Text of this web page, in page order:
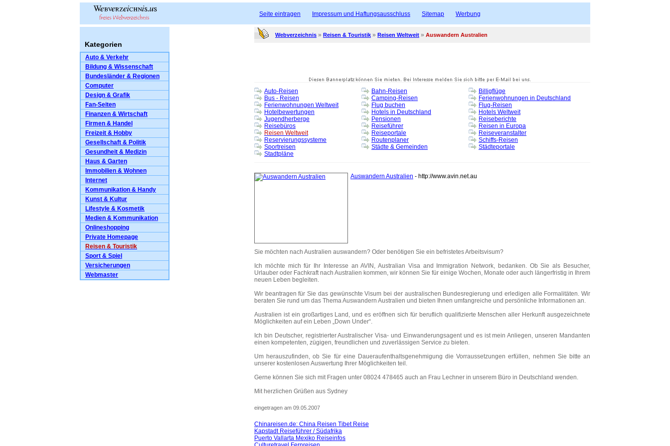
Seite eintragen Impressum und Haftungsausschluss Sitemap Werbung
Kategorien
Auto & Verkehr
Bildung & Wissenschaft
Bundesländer & Regionen
Computer
Design & Grafik
Fan-Seiten
Finanzen & Wirtschaft
Firmen & Handel
Freizeit & Hobby
Gesellschaft & Politik
Gesundheit & Medizin
Haus & Garten
Immobilien & Wohnen
Internet
Kommunikation & Handy
Kunst & Kultur
Lifestyle & Kosmetik
Medien & Kommunikation
Onlineshopping
Private Homepage
Reisen & Touristik
Sport & Spiel
Versicherungen
Webmaster
Webverzeichnis » Reisen & Touristik » Reisen Weltweit » Auswandern Australien
Auto-Reisen Bahn-Reisen
Billigflüge
Bus - Reisen
Camping-Reisen
Ferienwohnungen in Deutschland
Ferienwohnungen Weltweit
Flug buchen
Flug-Reisen
Hotelbewertungen
Hotels in Deutschland
Hotels Weltweit
Jugendherberge
Pensionen
Reiseberichte
Reisebüros
Reiseführer
Reisen in Europa
Reisen Weltweit
Reiseportale
Reiseveranstalter
Reservierungssysteme
Routenplaner
Schiffs-Reisen
Sportreisen
Städte & Gemeinden
Städteportale
Stadtpläne
Auswandern Australien - http://www.avin.net.au
Sie möchten nach Australien auswandern? Oder benötigen Sie ein befristetes Arbeitsvisum?
Ich möchte mich für Ihr Interesse an AVIN, Australian Visa and Immigration Network, bedanken. Ob Sie als Besucher,
Urlauber oder Fachkraft nach Australien kommen, wir können Sie für einige Wochen, Monate oder auch längerfristig in Ihrem
neuen Leben begleiten.
Wir beantragen für Sie das gewünschte Visum bei der australischen Bundesregierung und erledigen alle Formalitäten. Wir
beraten Sie rund um das Thema Auswandern Australien und bieten Ihnen umfangreiche und persönliche Informationen an.
Australien ist ein großartiges Land, und es eröffnen sich für beruflich qualifizierte Menschen aller Herkunft ausgezeichnete
Möglichkeiten auf ein Leben „Down Under“.
Ich bin Deutscher, registrierter Australischer Visa- und Einwanderungsagent und es ist mein Anliegen, unseren Mandanten
einen kompetenten, zügigen, freundlichen und zuverlässigen Service zu bieten.
Um herauszufinden, ob Sie für eine Daueraufenthaltsgenehmigung die Vorraussetzungen erfüllen, nehmen Sie bitte an
unserer kostenlosen Auswertung Ihrer Möglichkeiten teil.
Gerne können Sie sich mit Fragen unter 08024 478465 auch an Frau Lechner in unserem Büro in Deutschland wenden.
Mit herzlichen Grüßen aus Sydney
eingetragen am 09.05.2007
Chinareisen.de: China Reisen Tibet Reise
Kapstadt Reiseführer / Südafrika
Puerto Vallarta Mexiko Reiseinfos